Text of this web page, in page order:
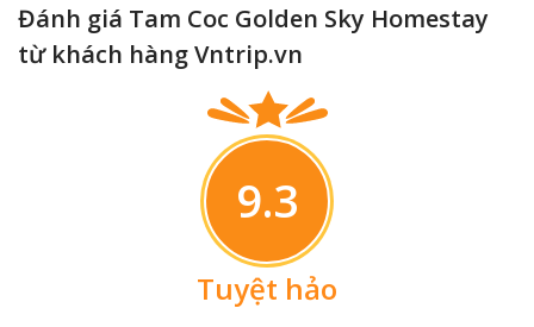
Đánh giá Tam Coc Golden Sky Homestay
từ khách hàng Vntrip.vn
9.3
Tuyệt hảo